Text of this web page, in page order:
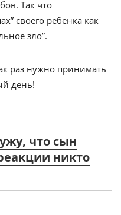
Так что
своего ребенка как
зло”.
раз нужно принимать
день!
что сын
никто